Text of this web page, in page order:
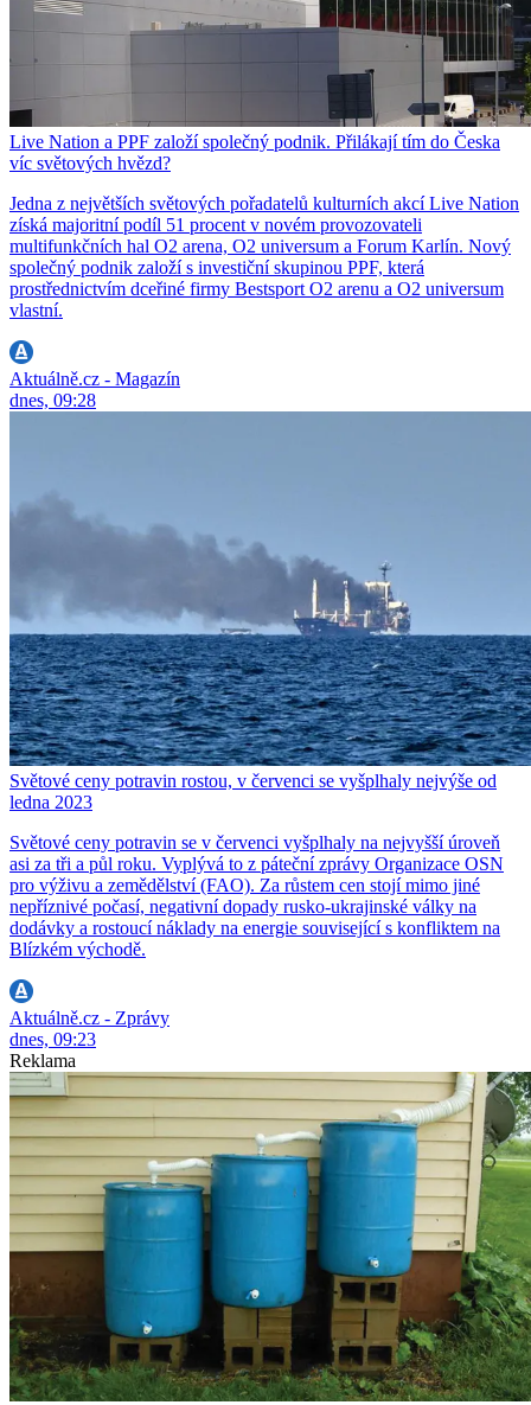
Live Nation a PPF založí společný podnik. Přilákají tím do Česka
víc světových hvězd?
Jedna z největších světových pořadatelů kulturních akcí Live Nation
získá majoritní podíl 51 procent v novém provozovateli
multifunkčních hal O2 arena, O2 universum a Forum Karlín. Nový
společný podnik založí s investiční skupinou PPF, která
prostřednictvím dceřiné firmy Bestsport O2 arenu a O2 universum
vlastní.
Aktuálně.cz - Magazín
dnes, 09:28
Světové ceny potravin rostou, v červenci se vyšplhaly nejvýše od
ledna 2023
Světové ceny potravin se v červenci vyšplhaly na nejvyšší úroveň
asi za tři a půl roku. Vyplývá to z páteční zprávy Organizace OSN
pro výživu a zemědělství (FAO). Za růstem cen stojí mimo jiné
nepříznivé počasí, negativní dopady rusko-ukrajinské války na
dodávky a rostoucí náklady na energie související s konfliktem na
Blízkém východě.
Aktuálně.cz - Zprávy
dnes, 09:23
Reklama